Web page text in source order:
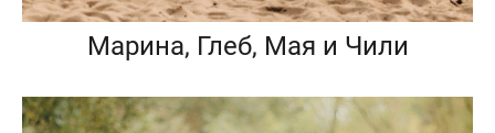
Марина, Глеб, Мая и Чили